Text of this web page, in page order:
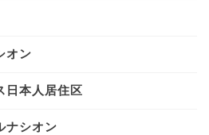
オン
日本人居住区
ナシオン